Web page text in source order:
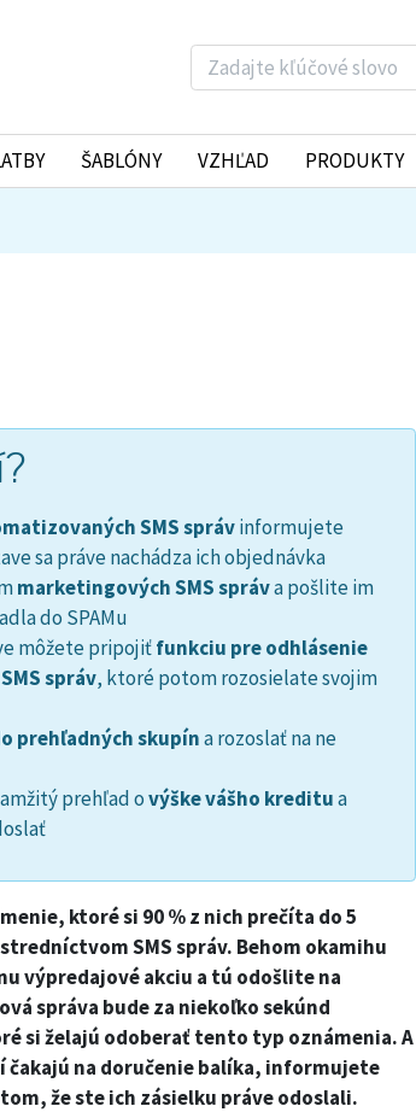
ŠABLÓNY VZHĽAD PRODUKTY
SMS správinformujete
sa práve nachádza ich objednávka
marketingových SMS správa pošlite im
do SPAMu
môžete pripojiťfunkciu pre odhlásenie
správ, ktoré potom rozosielate svojim
prehľadných skupína rozoslať na ne
prehľad ovýške vášho kreditua
ktoré si 90 % z nich prečíta do 5
SMS správ. Behom okamihu
výpredajové akciu a tú odošlite na
správa bude za niekoľko sekúnd
si želajú odoberať tento typ oznámenia. A
na doručenie balíka, informujete
že ste ich zásielku práve odoslali.